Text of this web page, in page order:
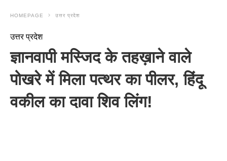
HOMEPAGE उत्तर प्रदेश
उत्तर प्रदेश
ज्ञानवापी मस्जिद के तहख़ाने वाले
पोखरे में मिला पत्थर का पीलर, हिंदू
वकील का दावा शिव लिंग!